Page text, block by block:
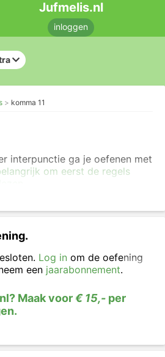
Jufmelis.nl
inloggen
komma 11
interpunctie ga je oefenen met
om eerst de regels
iets over
zeggen.
de juiste plek. Als je een
je op de komma en probeer
Log in om de oefening
een jaarabonnement.
Maak voor€ 15,- per